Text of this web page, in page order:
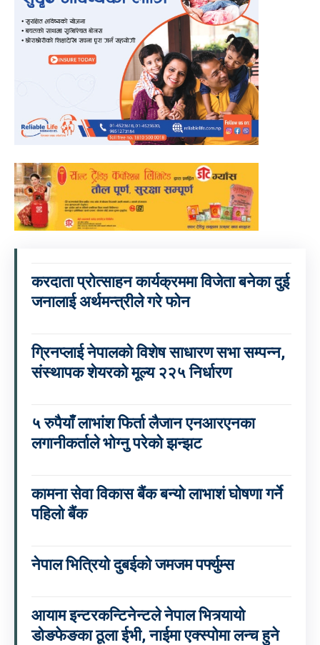
करदाता प्रोत्साहन कार्यक्रममा विजेता बनेका दुई
जनालाई अर्थमन्त्रीले गरे फोन
ग्रिनप्लाई नेपालको विशेष साधारण सभा सम्पन्न,
संस्थापक शेयरको मूल्य २२५ निर्धारण
५ रुपैयाँ लाभांश फिर्ता लैजान एनआरएनका
लगानीकर्ताले भोग्नु परेको झन्झट
कामना सेवा विकास बैंक बन्यो लाभाशं घोषणा गर्ने
पहिलो बैंक
नेपाल भित्रियो दुबईको जमजम पर्फ्युम्स
आयाम इन्टरकन्टिनेन्टले नेपाल भित्र्यायो
डोङफेङका ठूला ईभी, नाईमा एक्स्पोमा लन्च हुने